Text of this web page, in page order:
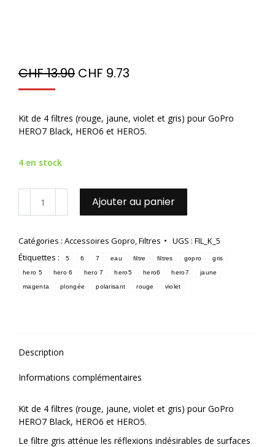
CHF13.90 CHF 9.73
Kit de 4 filtres (rouge, jaune, violet et gris) pour GoPro
HERO7 Black, HERO6 et HERO5.
4 en stock
4
filtres
pour
HERO
5
Ajouter au panier
Catégories : Accessoires Gopro,Filtres UGS : FIL_K_5
Étiquettes :
5 6 7 eau filtre filtres gopro gris
hero 5 hero 6 hero 7 hero5 hero6 hero7 jaune
magenta plongée polarisant rouge violet
Description
Informations complémentaires
Kit de 4 filtres (rouge, jaune, violet et gris) pour GoPro
HERO7 Black, HERO6 et HERO5.
Le filtre gris atténue les réflexions indésirables de surfaces